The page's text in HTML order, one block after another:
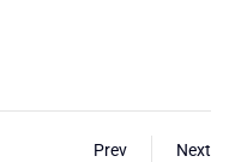
Prev Next